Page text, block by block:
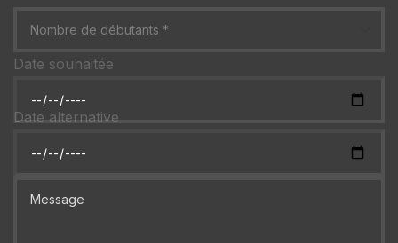
Date souhaitée
Date alternative